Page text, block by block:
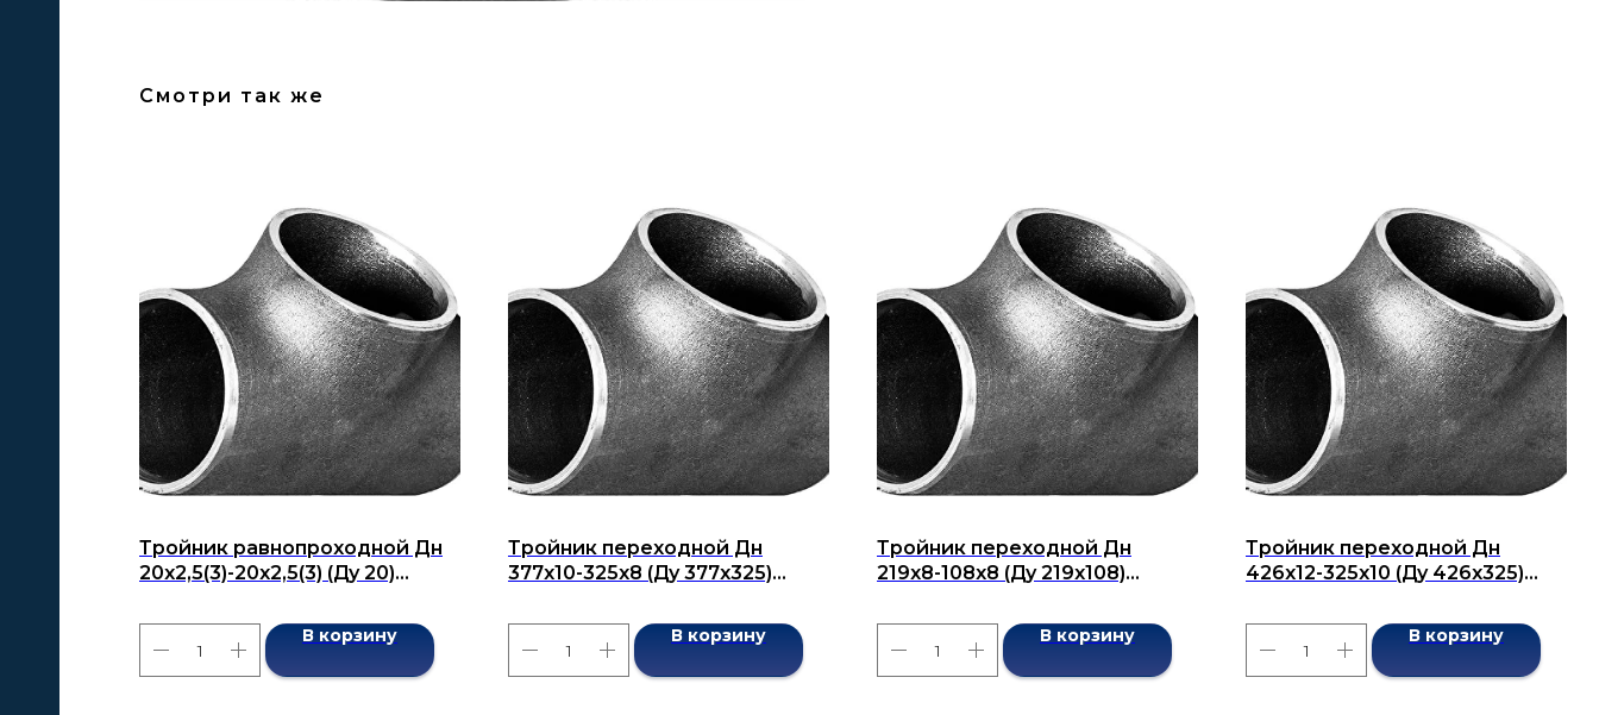
Смотри так же
Тройник равнопроходной Дн
20x2,5(3)-20х2,5(3) (Ду 20)
В корзину
Тройник переходной Дн
377х10-325х8 (Ду 377х325)
В корзину
Тройник переходной Дн
219х8-108х8 (Ду 219х108)
В корзину
Тройник переходной Дн
426х12-325х10 (Ду 426х325)
В корзину